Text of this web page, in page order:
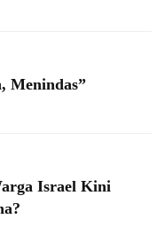
Menindas”
Israel Kini